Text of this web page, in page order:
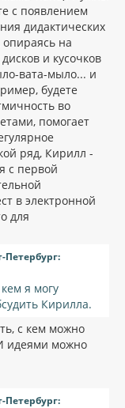
с появлением
дидактических
на
и кусочков
вата-мыло... и
будете
во
помогает
ряд, Кирилл -
с первой
в электронной
для
Петербург:
я могу
Кирилла.
с кем можно
идеями можно
Петербург: